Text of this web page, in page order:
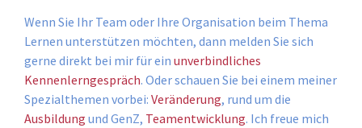
Wenn Sie Ihr Team oder Ihre Organisation beim Thema
Lernen unterstützen möchten, dann melden Sie sich
gerne direkt bei mir für ein unverbindliches
Kennenlerngespräch. Oder schauen Sie bei einem meiner
Spezialthemen vorbei: Veränderung, rund um die
Ausbildung und GenZ, Teamentwicklung. Ich freue mich